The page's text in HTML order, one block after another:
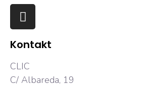
Kontakt
CLIC
C/ Albareda, 19